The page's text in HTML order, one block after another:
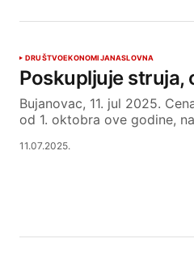
DRUŠTVOEKONOMIJANASLOVNA
Poskupljuje struja,
Bujanovac, 11. jul 2025.
od 1. oktobra ove godine,
11.07.2025.